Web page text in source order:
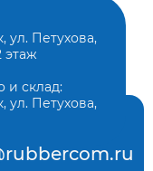
ул. Петухова,
этаж
и склад:
ул. Петухова,